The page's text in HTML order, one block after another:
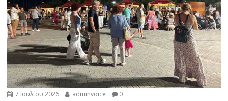
7 Ιουλίου 2026 adminvoice 0